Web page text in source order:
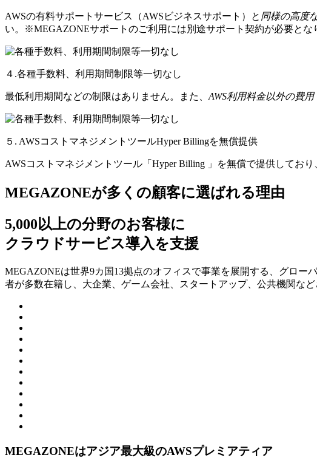
AWSの有料サポートサービス（AWSビジネスサポート）と 同様の高度
い。※MEGAZONEサポートのご利用には別途サポート契約が必要とな
４.各種手数料、利用期間制限等一切なし
最低利用期間などの制限はありません。また、 AWS利用料金以外の費
５. AWSコストマネジメントツールHyper Billingを無償提供
AWSコストマネジメントツール「Hyper Billing 」を無償で提供しており
MEGAZONEが多くの顧客に選ばれる理由
5,000以上の分野のお客様に
クラウドサービス導入を支援
MEGAZONEは世界9カ国13拠点のオフィスで事業を展開する、グロー
者が多数在籍し、⼤企業、ゲーム会社、スタートアップ、公共機関な
MEGAZONEはアジア最⼤級のAWSプレミアティア